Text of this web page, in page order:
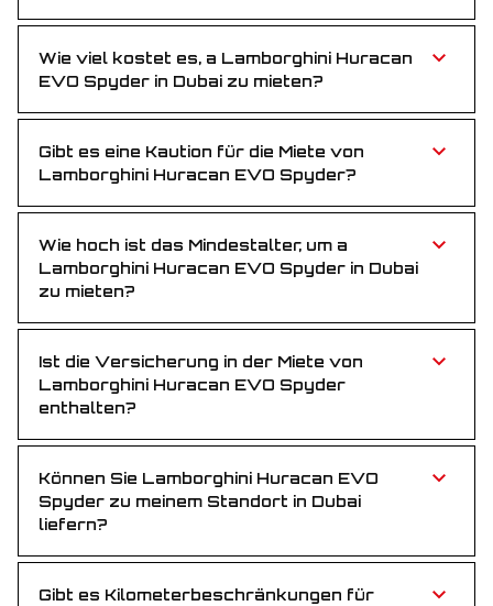
einen Reisepass oder eine Emirates ID – einfach und
unkompliziert.
Wie viel kostet es, a Lamborghini Huracan
EVO Spyder in Dubai zu mieten?
bepreist und bietet ein erschwingliches Luxus-
Fahrerlebnis für alle, die Geschwindigkeit und Stil
suchen.
Gibt es eine Kaution für die Miete von
Lamborghini Huracan EVO Spyder?
EVO Spyder ist keine Kaution erforderlich. Buchen Sie
ganz ohne Vorauszahlung.
Wie hoch ist das Mindestalter, um a
Lamborghini Huracan EVO Spyder in Dubai
zu mieten?
Lamborghini Huracan EVO Spyder in Dubai zu mieten
– so stellen wir erfahrene Hände am Steuer sicher.
Ist die Versicherung in der Miete von
Lamborghini Huracan EVO Spyder
enthalten?
fahren Sie während der gesamten Mietdauer
sorgenfrei.
Können Sie Lamborghini Huracan EVO
Spyder zu meinem Standort in Dubai
liefern?
Flughafen oder an jeden anderen Ort in Dubai.
Gibt es Kilometerbeschränkungen für